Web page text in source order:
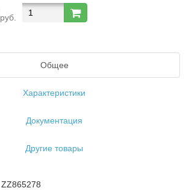
руб.
Общее
Характеристики
Документация
Другие товары
ZZ865278